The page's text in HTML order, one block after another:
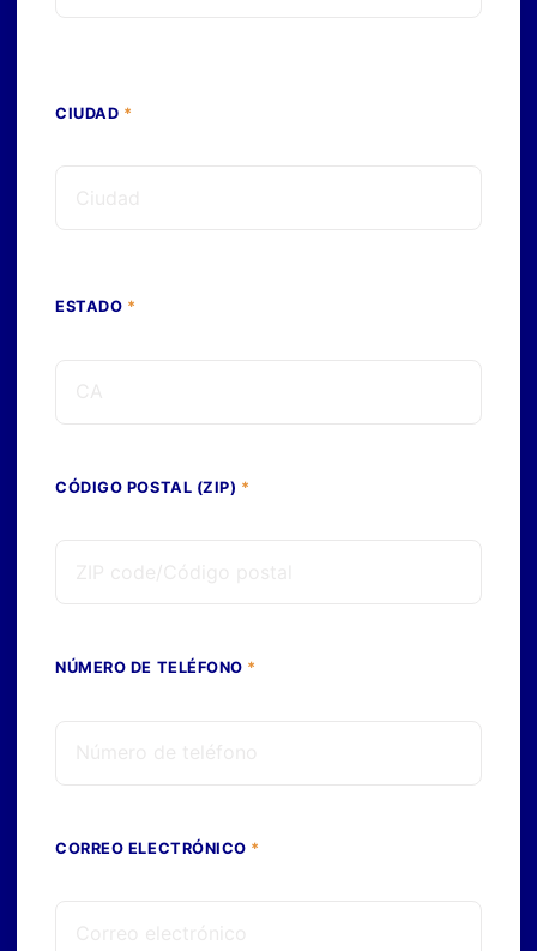
CIUDAD *
ESTADO *
CÓDIGO POSTAL (ZIP) *
NÚMERO DE TELÉFONO *
CORREO ELECTRÓNICO *